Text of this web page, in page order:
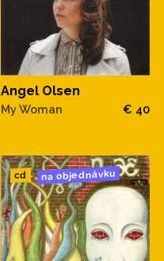
Angel Olsen
My Woman € 40
cd na objednávku